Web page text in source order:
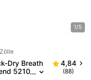
1/5
Dry Breath
5210
4,84
(88)